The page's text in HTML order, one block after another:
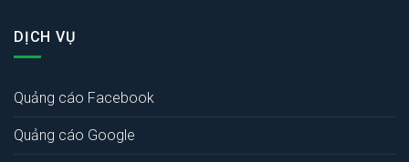
DỊCH VỤ
Quảng cáo Facebook
Quảng cáo Google